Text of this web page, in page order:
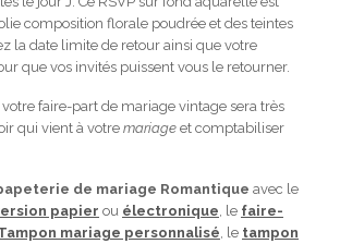
composition florale poudrée et des teintes
la date limite de retour ainsi que votre
que vos invités puissent vous le retourner.
votre faire-part de mariage vintage sera très
qui vient à votre mariage et comptabiliser
de mariage Romantique avec le
papier ou électronique , le faire-
mariage personnalisé , le tampon